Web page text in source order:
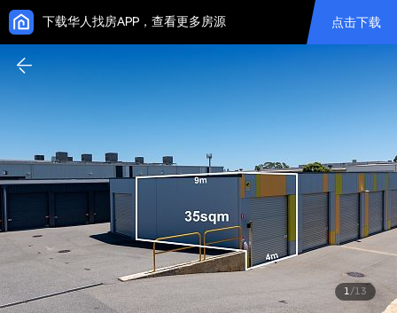
下载华人找房APP，查看更多房源 点击下载
1/13